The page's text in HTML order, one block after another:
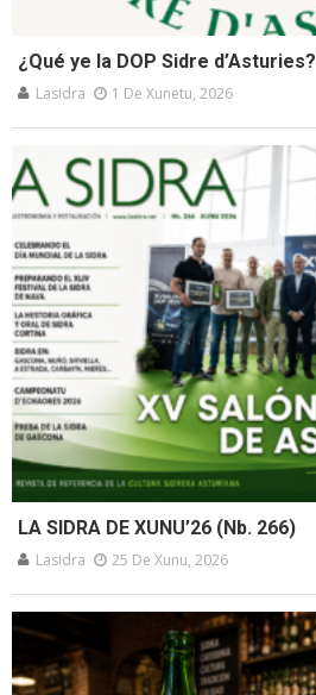
¿Qué ye la DOP Sidre d’Asturies?
Lasidra 1 De Xunetu, 2026
LA SIDRA DE XUNU’26 (Nb. 266)
Lasidra 25 De Xunu, 2026